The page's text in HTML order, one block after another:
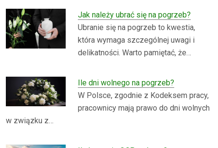
Jak należy ubrać się na pogrzeb?
Ubranie się na pogrzeb to kwestia,
która wymaga szczególnej uwagi i
delikatności. Warto pamiętać, że…
Ile dni wolnego na pogrzeb?
W Polsce, zgodnie z Kodeksem pracy,
pracownicy mają prawo do dni wolnych
w związku z…